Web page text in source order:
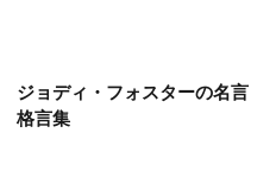
ジョディ・フォスターの名言
格言集